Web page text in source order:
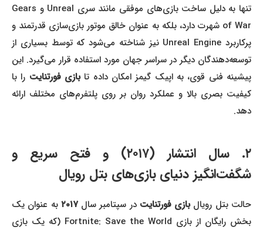
تنها به دلیل ساخت بازی‌های موفقی مانند سری Unreal و Gears
of War شهرت دارد، بلکه به عنوان خالق موتور بازی‌سازی قدرتمند و
پرکاربرد Unreal Engine نیز شناخته می‌شود که توسط بسیاری از
توسعه‌دهندگان دیگر در سراسر جهان مورد استفاده قرار می‌گیرد. این
پیشینه فنی قوی، به اپیک گیمز امکان داده تا بازی فورتنایترا با
کیفیت بصری بالا و عملکرد روان بر روی پلتفرم‌های مختلف ارائه
دهد.
۲. سال انتشار (۲۰۱۷) و فتح سریع و
شگفت‌انگیز دنیای بازی‌های بتل رویال
حالت بتل رویالبازی فورتنایتدر سپتامبر سال۲۰۱۷به عنوان یک
بخش رایگان از بازی Fortnite: Save the World (که یک بازی